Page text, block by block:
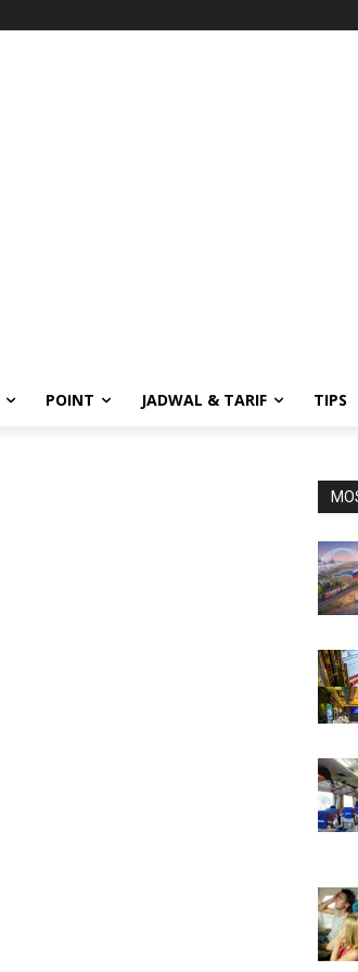
POINT JADWAL & TARIF TIPS